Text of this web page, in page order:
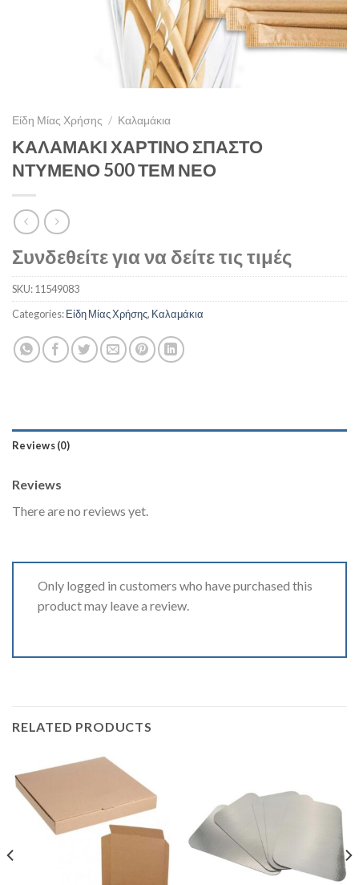
Είδη Μίας Χρήσης / Καλαμάκια
ΚΑΛΑΜΑΚΙ ΧΑΡΤΙΝΟ ΣΠΑΣΤΟ
ΝΤΥΜΕΝΟ 500 ΤΕΜ ΝΕΟ
Συνδεθείτε για να δείτε τις τιμές
SKU:11549083
Categories:Είδη Μίας Χρήσης, Καλαμάκια
Reviews (0)
Reviews
There are no reviews yet.
Only logged in customers who have purchased this
product may leave a review.
RELATED PRODUCTS